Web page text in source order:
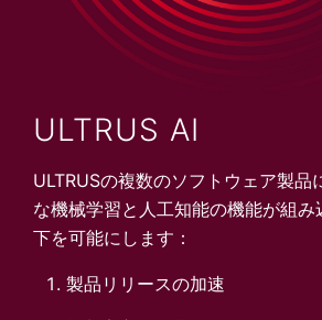
ULTRUS AI
ULTRUSの複数のソフトウェア製品
な機械学習と人工知能の機能が組み
下を可能にします：
製品リリースの加速